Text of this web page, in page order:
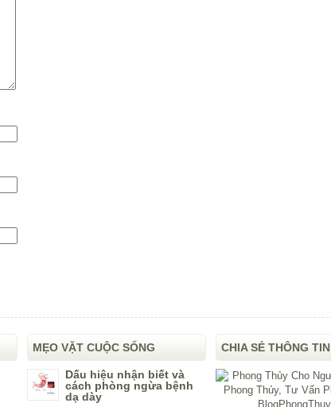
MẸO VẶT CUỘC SỐNG
Dấu hiệu nhận biết và
cách phòng ngừa bệnh
dạ dày
CHIA SẺ THÔNG TIN